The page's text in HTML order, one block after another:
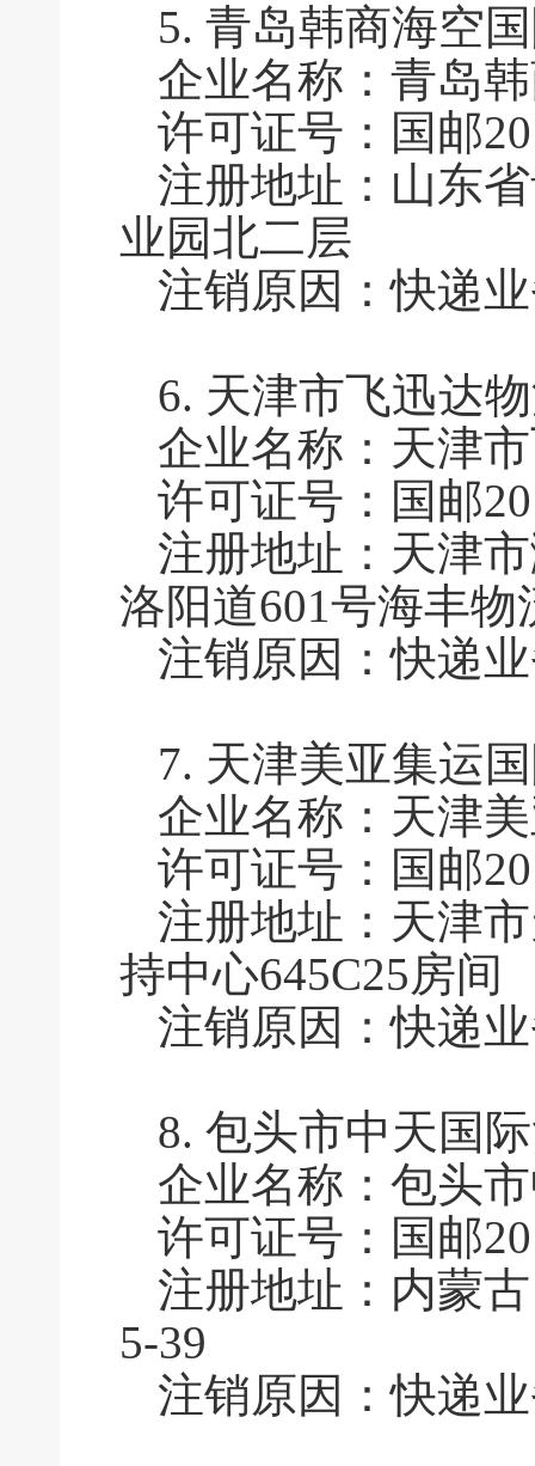
5. 青岛韩商海空
企业名称：青岛
许可证号：国邮
注册地址：山东
业园北二层
注销原因：快递
6. 天津市飞迅达
企业名称： 天津
许可证号：国邮
注册地址：天津
洛阳道601号海丰物
注销原因：快递
7. 天津美亚集运
企业名称：天津
许可证号：国邮
注册地址：天津
持中心645C25房间
注销原因：快递
8. 包头市中天国
企业名称：包头
许可证号：国邮
注册地址：内蒙
5-39
注销原因：快递